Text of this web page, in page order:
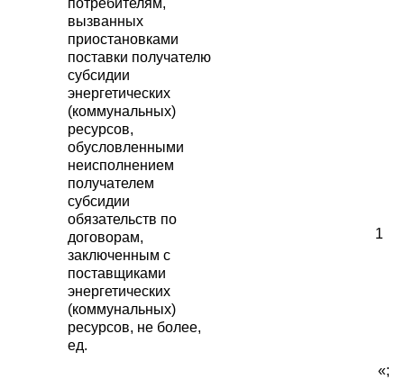
потребителям,
вызванных
приостановками
поставки получателю
субсидии
энергетических
(коммунальных)
ресурсов,
обусловленными
неисполнением
получателем
субсидии
обязательств по
договорам,
заключенным с
поставщиками
энергетических
(коммунальных)
ресурсов, не более,
ед.
1
«;